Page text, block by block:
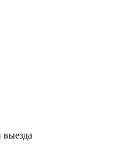
выезда